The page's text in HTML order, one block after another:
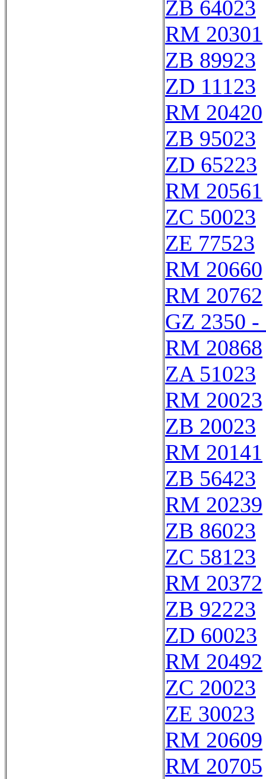
ZB 64023
RM 20301
ZB 89923
ZD 11123
RM 20420
ZB 95023
ZD 65223
RM 20561
ZC 50023
ZE 77523
RM 20660
RM 20762
GZ 2350 -
RM 20868
ZA 51023
RM 20023
ZB 20023
RM 20141
ZB 56423
RM 20239
ZB 86023
ZC 58123
RM 20372
ZB 92223
ZD 60023
RM 20492
ZC 20023
ZE 30023
RM 20609
RM 20705